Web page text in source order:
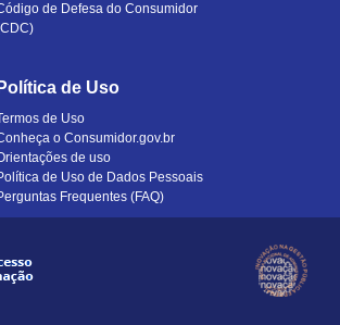
de Defesa do Consumidor
Política de Uso
de Uso
o Consumidor.gov.br
de uso
de Uso de Dados Pessoais
Frequentes (FAQ)